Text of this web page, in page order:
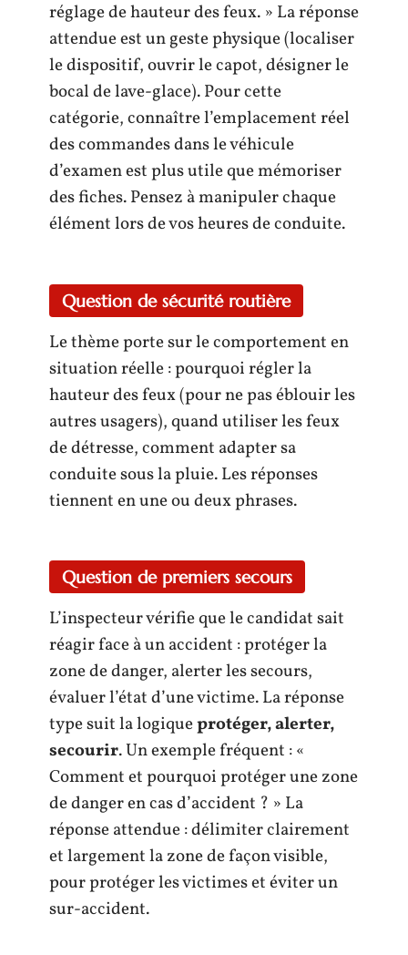
réglage de hauteur des feux. » La réponse
attendue est un geste physique (localiser
le dispositif, ouvrir le capot, désigner le
bocal de lave-glace). Pour cette
catégorie, connaître l’emplacement réel
des commandes dans le véhicule
d’examen est plus utile que mémoriser
des fiches. Pensez à manipuler chaque
élément lors de vos heures de conduite.
Question de sécurité routière
Le thème porte sur le comportement en
situation réelle : pourquoi régler la
hauteur des feux (pour ne pas éblouir les
autres usagers), quand utiliser les feux
de détresse, comment adapter sa
conduite sous la pluie. Les réponses
tiennent en une ou deux phrases.
Question de premiers secours
L’inspecteur vérifie que le candidat sait
réagir face à un accident : protéger la
zone de danger, alerter les secours,
évaluer l’état d’une victime. La réponse
type suit la logiqueprotéger, alerter,
secourir. Un exemple fréquent : «
Comment et pourquoi protéger une zone
de danger en cas d’accident ? » La
réponse attendue : délimiter clairement
et largement la zone de façon visible,
pour protéger les victimes et éviter un
sur-accident.